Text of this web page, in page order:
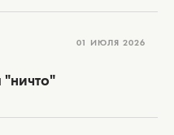
01 ИЮЛЯ 2026
"ничто"